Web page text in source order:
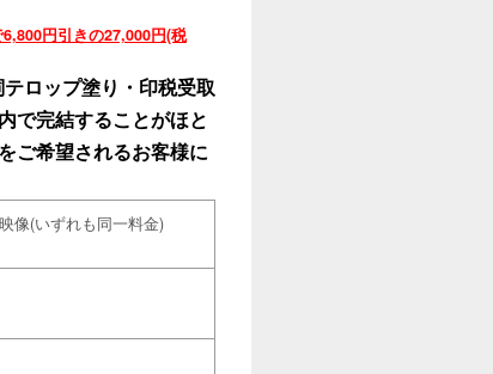
円引きの27,000円(税
ロップ塗り・印税受取
で完結することがほと
ご希望されるお客様に
像(いずれも同一料金)